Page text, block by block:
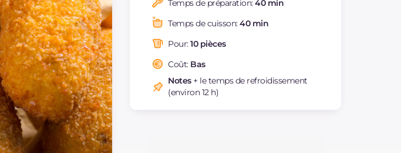
Temps de préparation:40 min
Temps de cuisson:40 min
Pour:10 pièces
Coût: Bas
Notes+ le temps de refroidissement
(environ 12 h)